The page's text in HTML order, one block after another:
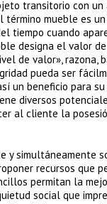
transitorio con
mueble es
tiempo cuando
designa el valor
de valor», razona,
pueda ser
un beneficio para
diversos
al cliente la
simultáneamente
recursos que
permitan la
social que